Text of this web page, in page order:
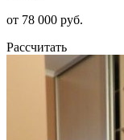
от 78 000 руб.
Рассчитать